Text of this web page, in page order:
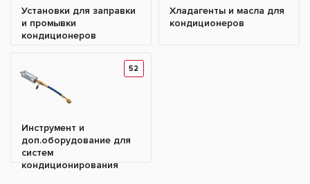
Установки для заправки
и промывки
кондиционеров
Хладагенты и масла для
кондиционеров
52
Инструмент и
доп.оборудование для
систем
кондиционирования